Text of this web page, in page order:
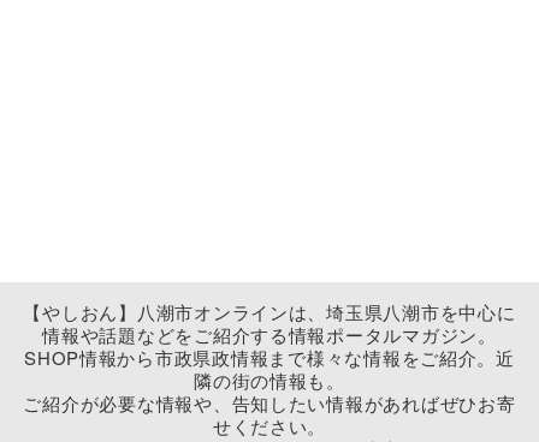
【やしおん】八潮市オンラインは、埼玉県八潮市を中心に
情報や話題などをご紹介する情報ポータルマガジン。
SHOP情報から市政県政情報まで様々な情報をご紹介。近
隣の街の情報も。
ご紹介が必要な情報や、告知したい情報があればぜひお寄
せください。